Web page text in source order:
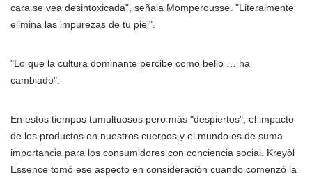
cara se vea desintoxicada", señala Momperousse. "Literalmente
elimina las impurezas de tu piel".
"Lo que la cultura dominante percibe como bello … ha
cambiado".
En estos tiempos tumultuosos pero más "despiertos", el impacto
de los productos en nuestros cuerpos y el mundo es de suma
importancia para los consumidores con conciencia social. Kreyòl
Essence tomó ese aspecto en consideración cuando comenzó la